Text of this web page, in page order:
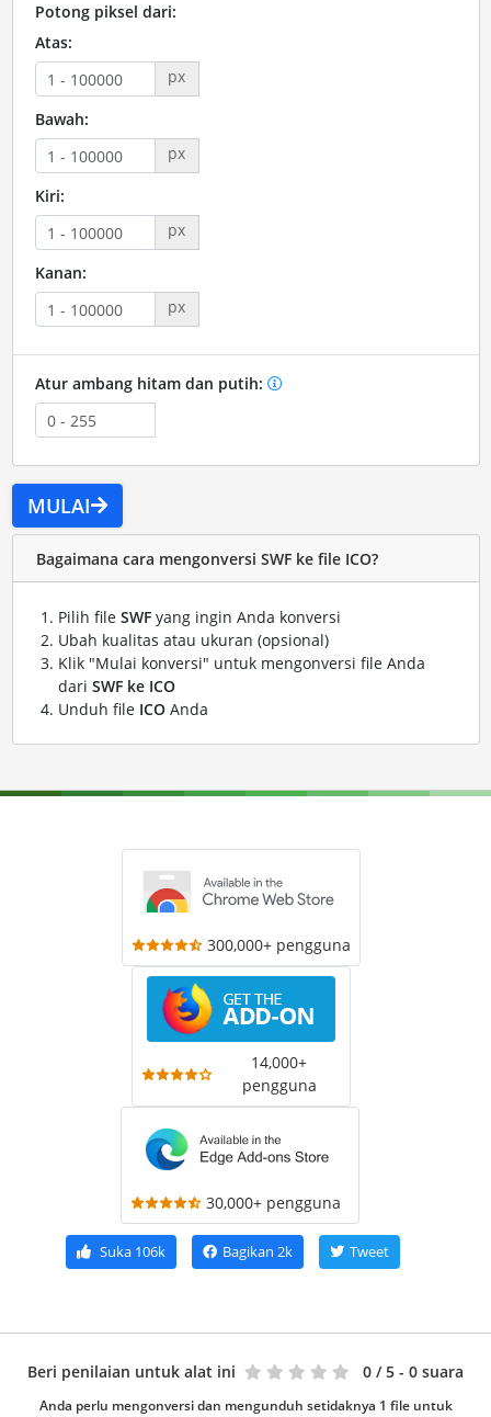
Potong piksel dari:
Atas:
px
Bawah:
px
Kiri:
px
Kanan:
px
Atur ambang hitam dan putih:
MULAI
Bagaimana cara mengonversi SWF ke file ICO?
Pilih file SWFyang ingin Anda konversi
Ubah kualitas atau ukuran (opsional)
Klik "Mulai konversi" untuk mengonversi file Anda
dari SWF ke ICO
Unduh file ICOAnda
300,000+ pengguna
14,000+
pengguna
30,000+ pengguna
Suka106k Bagikan 2k Tweet
Beri penilaian untuk alat ini 0 / 5 - 0 suara
Anda perlu mengonversi dan mengunduh setidaknya 1 file untuk